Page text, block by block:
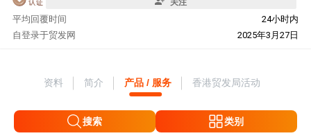
平均回覆时间
24小时内
自
2025年3月27日
登录于贸发网
资料 简介 产品 / 服务 香港贸发局活动
搜索 类别